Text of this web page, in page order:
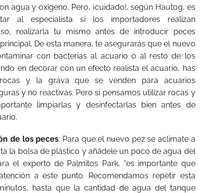
agua y oxígeno. Pero, ¡cuidado!, según Hautog, es
al especialista si los importadores realizan
realizarla tu mismo antes de introducir peces
De esta manera, te asegurarás que el nuevo
con bacterias al acuario o al resto de los
en decorar con un efecto realista el acuario, has
y la grava que se venden para acuarios
y no reactivas. Pero si pensamos utilizar rocas y
limpiarlas y desinfectarlas bien antes de
de los peces: Para que el nuevo pez se aclimate a
la bolsa de plástico y añádele un poco de agua del
el experto de Palmitos Park, “es importante que
a este punto. Recomendamos repetir esta
hasta que la cantidad de agua del tanque